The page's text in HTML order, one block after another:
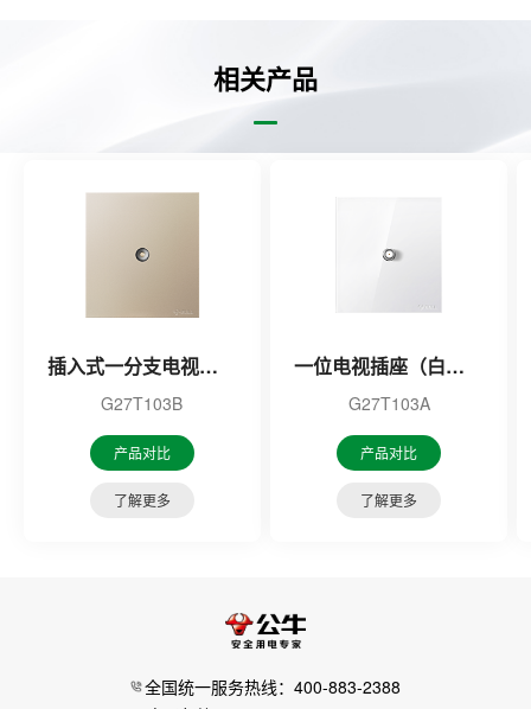
相关产品
插入式一分支电视插座（金色）
G27T103B
产品对比
了解更多
一位电视插座（白色）
G27T103A
产品对比
了解更多
全国统一服务热线：400-883-2388